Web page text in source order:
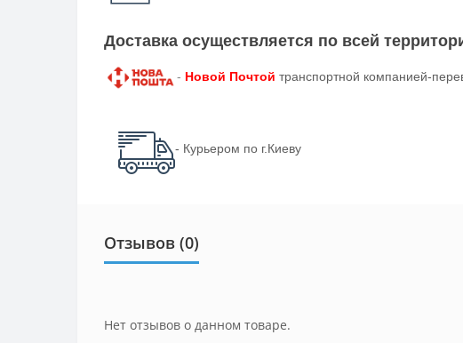
Доставка осуществляется по всей
- Новой Почтой транспортной компанией-
- Курьером по г.Киеву
Отзывов (0)
Нет отзывов о данном товаре.